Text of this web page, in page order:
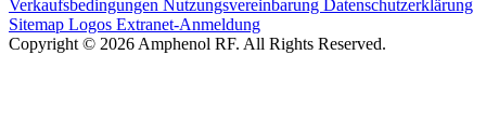
Verkaufsbedingungen Nutzungsvereinbarung Datenschutzerklärung
Sitemap Logos Extranet-Anmeldung
Copyright © 2026 Amphenol RF. All Rights Reserved.